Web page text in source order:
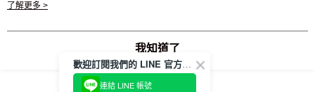
用條款之 Cookie 聲明使用 cookie。
了解更多 >
我知道了
歡迎訂閱我們的 LINE 官方帳號
連結 LINE 帳號